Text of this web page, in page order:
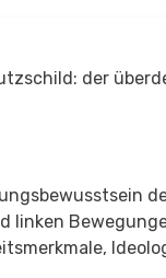
der
linken